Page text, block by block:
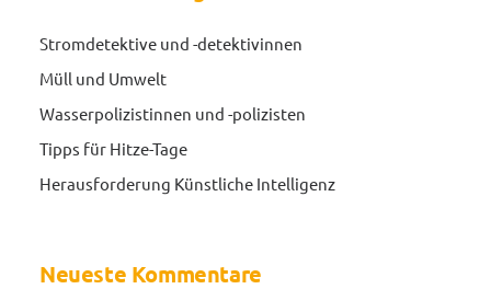
Stromdetektive und -detektivinnen
Müll und Umwelt
Wasserpolizistinnen und -polizisten
Tipps für Hitze-Tage
Herausforderung Künstliche Intelligenz
Neueste Kommentare